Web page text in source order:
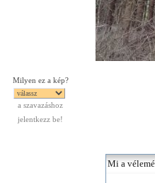
Milyen ez a kép?
a szavazáshoz
jelentkezz be!